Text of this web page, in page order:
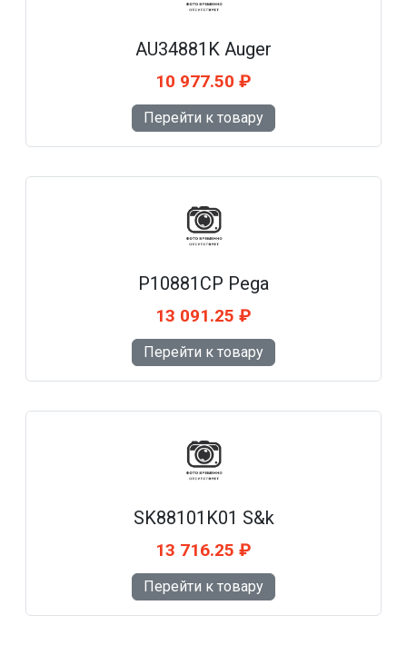
AU34881K Auger
10 977.50 ₽
Перейти к товару
P10881CP Pega
13 091.25 ₽
Перейти к товару
SK88101K01 S&k
13 716.25 ₽
Перейти к товару